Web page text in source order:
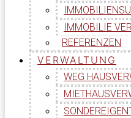
IMMOBILIE
REFERENZEN
VERWALTUNG
WEG